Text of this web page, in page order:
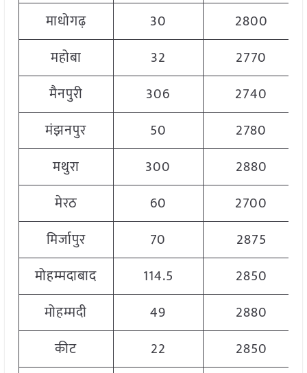
माधोगढ़
30
2800
महोबा
32
2770
मैनपुरी
306
2740
मंझनपुर
50
2780
मथुरा
300
2880
मेरठ
60
2700
मिर्जापुर
70
2875
मोहम्मदाबाद
114.5
2850
मोहम्मदी
49
2880
कीट
22
2850